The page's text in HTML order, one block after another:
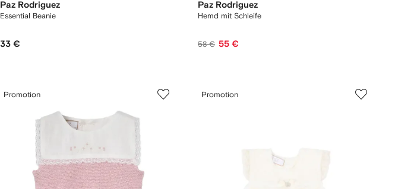
Paz Rodriguez
Essential Beanie
33 €
Paz Rodriguez
Hemd mit Schleife
58 € 55 €
Promotion Promotion